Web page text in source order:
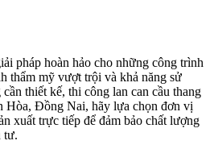
pháp hoàn hảo cho những công trình
thẩm mỹ vượt trội và khả năng sử
thiết kế, thi công lan can cầu thang
Hòa, Đồng Nai, hãy lựa chọn đơn vị
xuất trực tiếp để đảm bảo chất lượng
tư.